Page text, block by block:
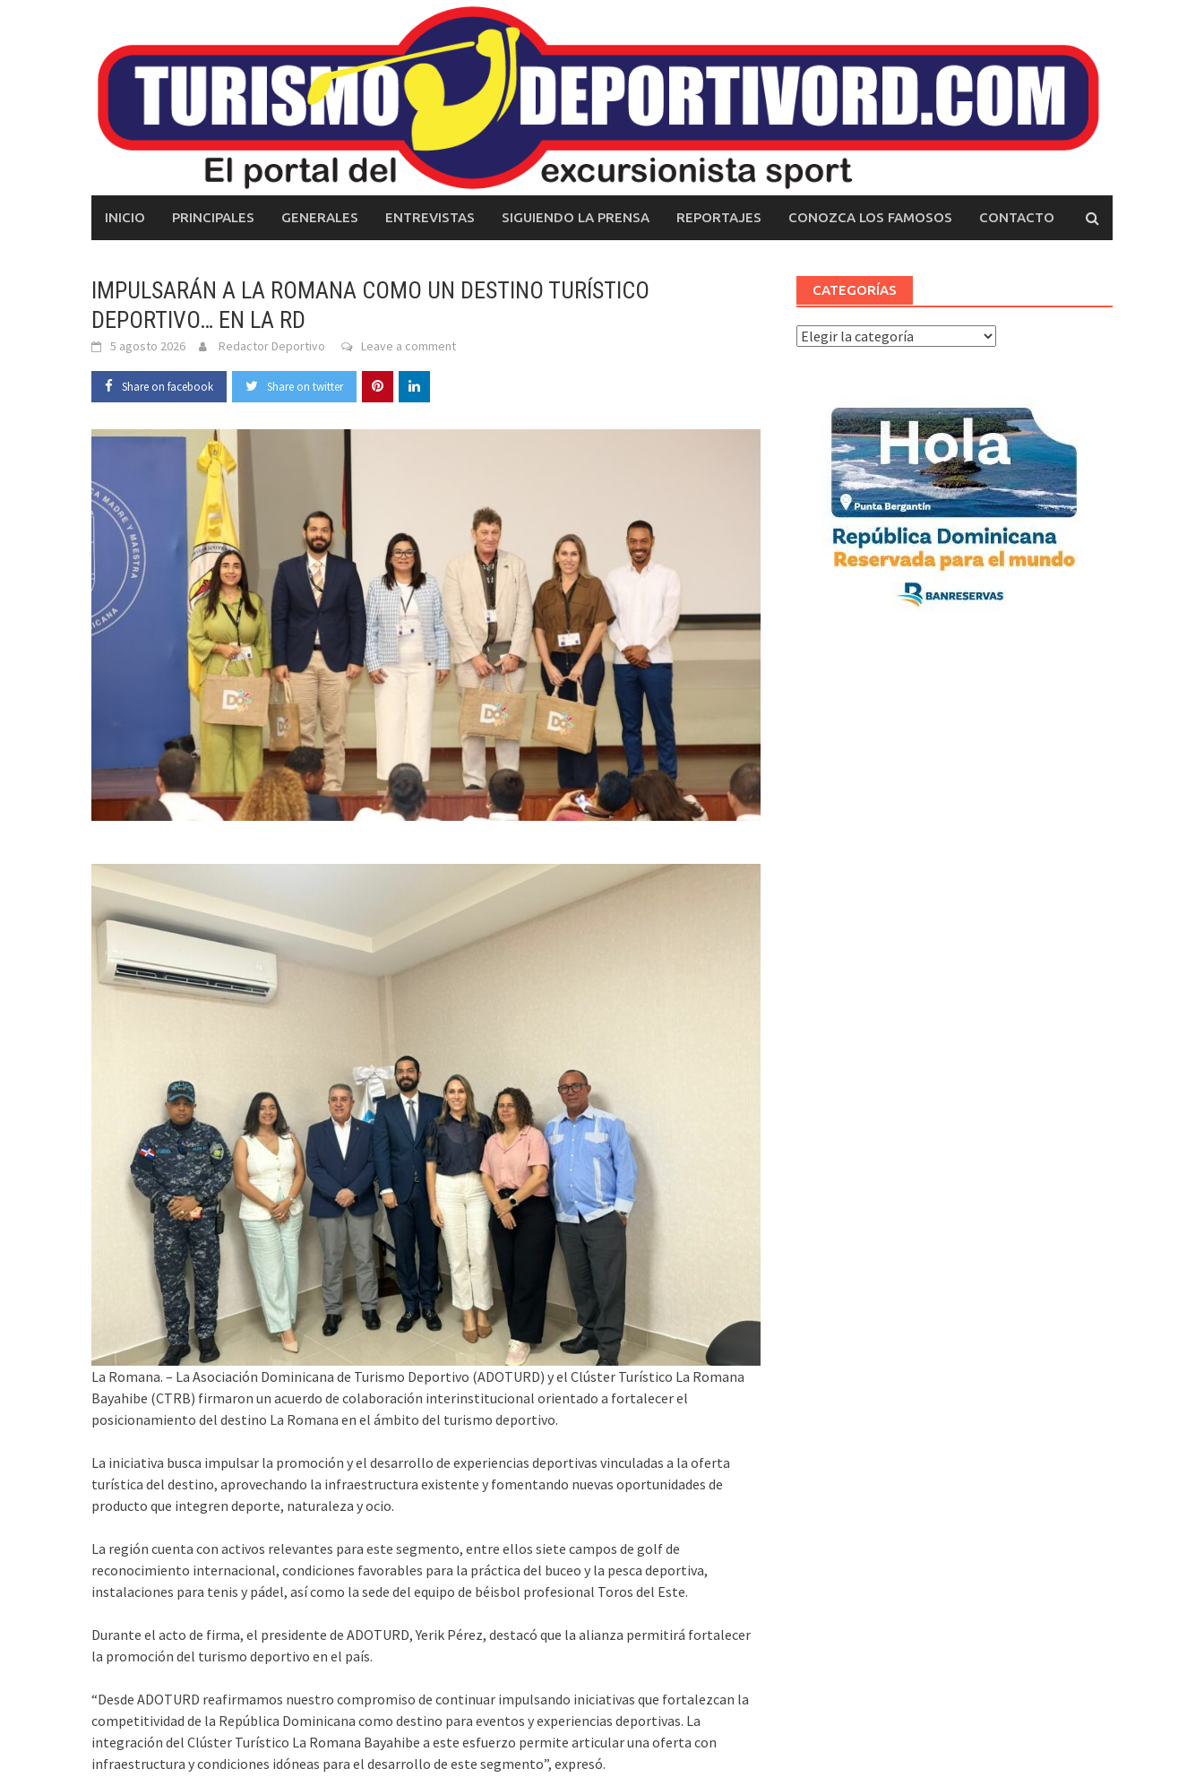
INICIO PRINCIPALES GENERALES ENTREVISTAS SIGUIENDO LA PRENSA REPORTAJES CONOZCA LOS FAMOSOS CONTACTO
IMPULSARÁN A LA ROMANA COMO UN DESTINO TURÍSTICO
DEPORTIVO… EN LA RD
5 agosto 2026 Redactor Deportivo Leave a comment
Share on facebook Share on twitter
La Romana. – La Asociación Dominicana de Turismo Deportivo (ADOTURD) y el Clúster Turístico La Romana
Bayahibe (CTRB) firmaron un acuerdo de colaboración interinstitucional orientado a fortalecer el
posicionamiento del destino La Romana en el ámbito del turismo deportivo.
La iniciativa busca impulsar la promoción y el desarrollo de experiencias deportivas vinculadas a la oferta
turística del destino, aprovechando la infraestructura existente y fomentando nuevas oportunidades de
producto que integren deporte, naturaleza y ocio.
La región cuenta con activos relevantes para este segmento, entre ellos siete campos de golf de
reconocimiento internacional, condiciones favorables para la práctica del buceo y la pesca deportiva,
instalaciones para tenis y pádel, así como la sede del equipo de béisbol profesional Toros del Este.
Durante el acto de firma, el presidente de ADOTURD, Yerik Pérez, destacó que la alianza permitirá fortalecer
la promoción del turismo deportivo en el país.
“Desde ADOTURD reafirmamos nuestro compromiso de continuar impulsando iniciativas que fortalezcan la
competitividad de la República Dominicana como destino para eventos y experiencias deportivas. La
integración del Clúster Turístico La Romana Bayahibe a este esfuerzo permite articular una oferta con
infraestructura y condiciones idóneas para el desarrollo de este segmento”, expresó.
CATEGORÍAS
Categorías